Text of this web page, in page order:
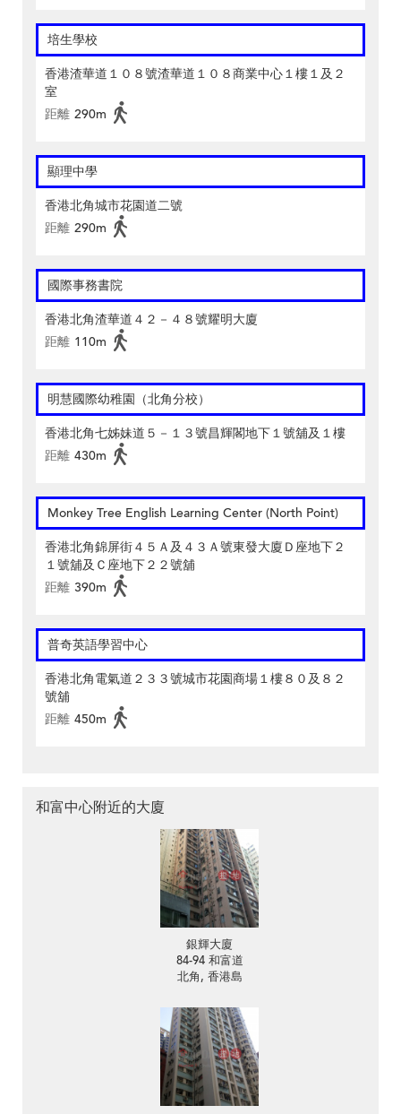
培生學校
香港渣華道１０８號渣華道１０８商業中心１樓１及２
室
距離 290m
顯理中學
香港北角城市花園道二號
距離 290m
國際事務書院
香港北角渣華道４２－４８號耀明大廈
距離 110m
明慧國際幼稚園（北角分校）
香港北角七姊妹道５－１３號昌輝閣地下１號舖及１樓
距離 430m
Monkey Tree English Learning Center (North Point)
香港北角錦屏街４５Ａ及４３Ａ號東發大廈Ｄ座地下２
１號舖及Ｃ座地下２２號舖
距離 390m
普奇英語學習中心
香港北角電氣道２３３號城市花園商場１樓８０及８２
號舖
距離 450m
和富中心附近的大廈
銀輝大廈
84-94 和富道
北角, 香港島